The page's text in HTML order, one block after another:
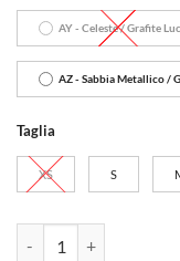
AY - Celeste / Grafite
AZ - Sabbia Metallico /
Taglia
XS S